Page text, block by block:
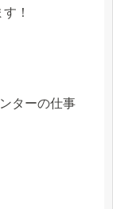
！
ターの仕事